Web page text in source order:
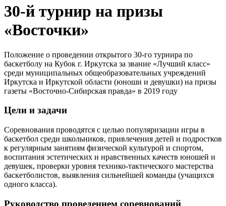
30-й турнир на призы
«Восточки»
Положение о проведении открытого 30-го турнира по
баскетболу на Кубок г. Иркутска за звание «Лучший класс»
среди муниципальных общеобразовательных учреждений
Иркутска и Иркутской области (юноши и девушки) на призы
газеты «Восточно-Сибирская правда» в 2019 году
Цели и задачи
Соревнования проводятся с целью популяризации игры в
баскетбол среди школьников, привлечения детей и подростков
к регулярным занятиям физической культурой и спортом,
воспитания эстетических и нравственных качеств юношей и
девушек, проверки уровня технико-тактического мастерства
баскетболистов, выявления сильнейшей команды (учащихся
одного класса).
Руководство проведением соревнований